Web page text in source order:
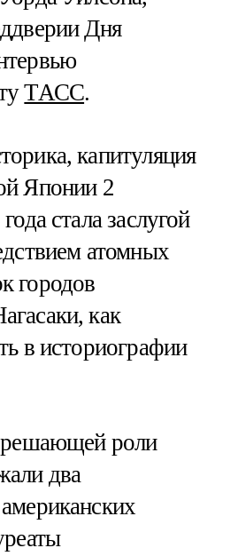
Дня
ТАСС.
капитуляция
Японии 2
стала заслугой
атомных
городов
как
в историографии
решающей роли
два